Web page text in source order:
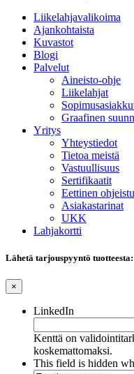
Liikelahjavalikoima
Ajankohtaista
Kuvastot
Blogi
Palvelut
Aineisto-ohje
Liikelahjat
Graafinen
Yritys
Yhteystiedot
Tietoa meistä
Vastuullisuus
Sertifikaatit
Eettinen
Asiakastarinat
UKK
Lahjakortti
Lähetä tarjouspyyntö
×
LinkedIn
Kenttä on
koskemattomaksi.
This field is hidden